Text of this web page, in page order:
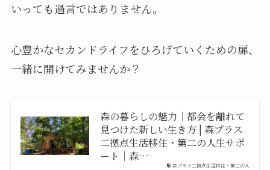
いっても過言ではありません。
心豊かなセカンドライフをひろげていくための扉、
一緒に開けてみませんか？
森プラス二拠点生活移住・第二の人…
森の暮らしの魅力｜都会を離れて
見つけた新しい生き方 | 森プラス
二拠点生活移住・第二の人生サポ
ート｜森…